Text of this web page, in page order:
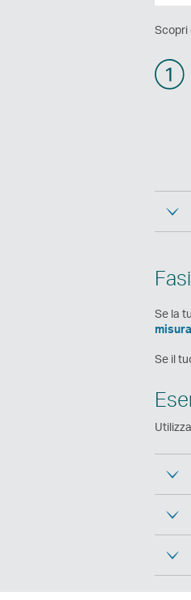
Scopri
Se la
misura
Se il